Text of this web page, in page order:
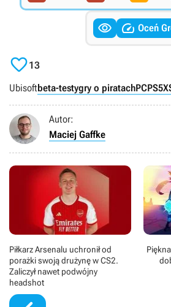
  Oceń
13
Ubisoftbeta-testygry o piratachPCPS5
Autor:
Maciej Gaffke
Piłkarz Arsenalu uchronił od
porażki swoją drużynę w CS2.
Zaliczył nawet podwójny
headshot